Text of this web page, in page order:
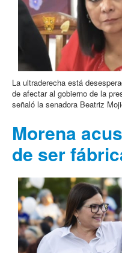
La ultraderecha está
de afectar al gobierno de la
señaló la senadora Beatriz
Morena
de ser